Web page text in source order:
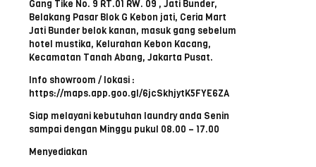
Gang Tike No. 9 RT.01 RW. 09 , Jati Bunder,
Belakang Pasar Blok G Kebon jati, Ceria Mart
Jati Bunder belok kanan, masuk gang sebelum
hotel mustika, Kelurahan Kebon Kacang,
Kecamatan Tanah Abang, Jakarta Pusat.
Info showroom / lokasi :
https://maps.app.goo.gl/6jcSkhjytK5FYE6ZA
Siap melayani kebutuhan laundry anda Senin
sampai dengan Minggu pukul 08.00 – 17.00
Menyediakan